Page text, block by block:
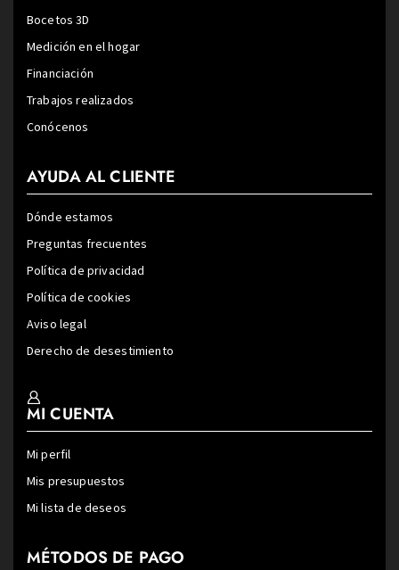
Bocetos 3D
Medición en el hogar
Financiación
Trabajos realizados
Conócenos
AYUDA AL CLIENTE
Dónde estamos
Preguntas frecuentes
Política de privacidad
Política de cookies
Aviso legal
Derecho de desestimiento
MI CUENTA
Mi perfil
Mis presupuestos
Mi lista de deseos
MÉTODOS DE PAGO